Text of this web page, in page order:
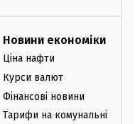
Новини економіки
Ціна нафти
Курси валют
Фінансові новини
Тарифи на комунальні